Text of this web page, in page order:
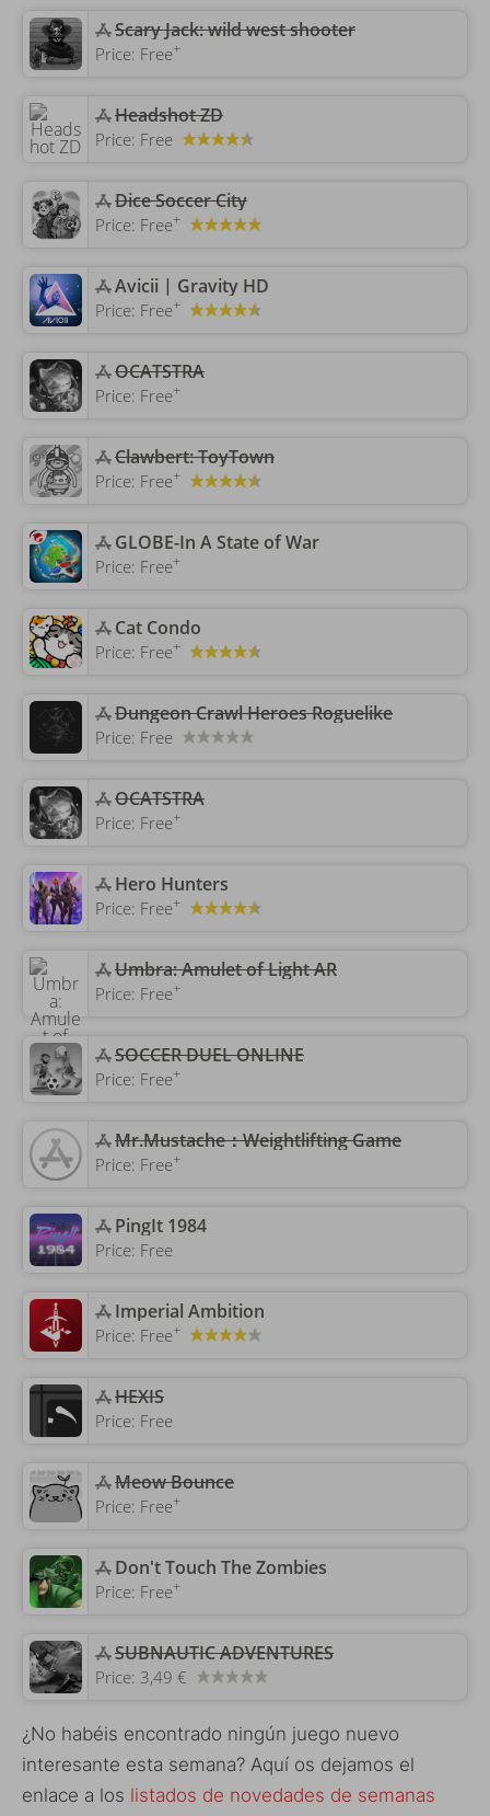
‎Scary Jack: wild west shooter
Price: Free+
‎Headshot ZD
Price: Free
‎Dice Soccer City
Price: Free+
‎Avicii | Gravity HD
Price: Free+
OCATSTRA
Price: Free+
Clawbert: ToyTown
Price: Free+
‎GLOBE-In A State of War
Price: Free+
‎Cat Condo
Price: Free+
Dungeon Crawl Heroes Roguelike
Price: Free
OCATSTRA
Price: Free+
‎Hero Hunters
Price: Free+
‎Umbra: Amulet of Light AR
Price: Free+
SOCCER DUEL ONLINE
Price: Free+
‎Mr.Mustache：Weightlifting Game
Price: Free+
‎PingIt 1984
Price: Free
‎Imperial Ambition
Price: Free+
HEXIS
Price: Free
Meow Bounce
Price: Free+
‎Don't Touch The Zombies
Price: Free+
SUBNAUTIC ADVENTURES
Price: 3,49 €
¿No habéis encontrado ningún juego nuevo
interesante esta semana? Aquí os dejamos el
enlace a los listados de novedades de semanas